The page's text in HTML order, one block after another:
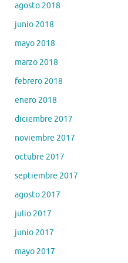
agosto 2018
junio 2018
mayo 2018
marzo 2018
febrero 2018
enero 2018
diciembre 2017
noviembre 2017
octubre 2017
septiembre 2017
agosto 2017
julio 2017
junio 2017
mayo 2017